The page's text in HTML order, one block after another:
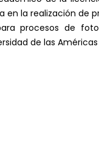
en la realización de
procesos de
de las Américas